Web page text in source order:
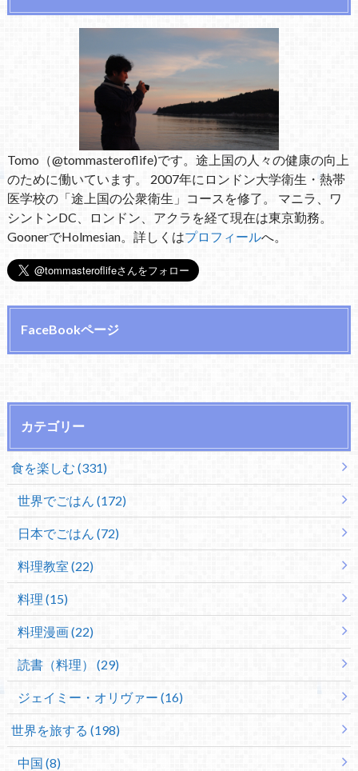
Tomo（@tommasteroflife)です。途上国の人々の健康の向上
のために働いています。 2007年にロンドン大学衛生・熱帯
医学校の「途上国の公衆衛生」コースを修了。 マニラ、ワ
シントンDC、ロンドン、アクラを経て現在は東京勤務。
GoonerでHolmesian。詳しくはプロフィールへ。
FaceBookページ
カテゴリー
食を楽しむ (331)
世界でごはん (172)
日本でごはん (72)
料理教室 (22)
料理 (15)
料理漫画 (22)
読書（料理） (29)
ジェイミー・オリヴァー (16)
世界を旅する (198)
中国 (8)